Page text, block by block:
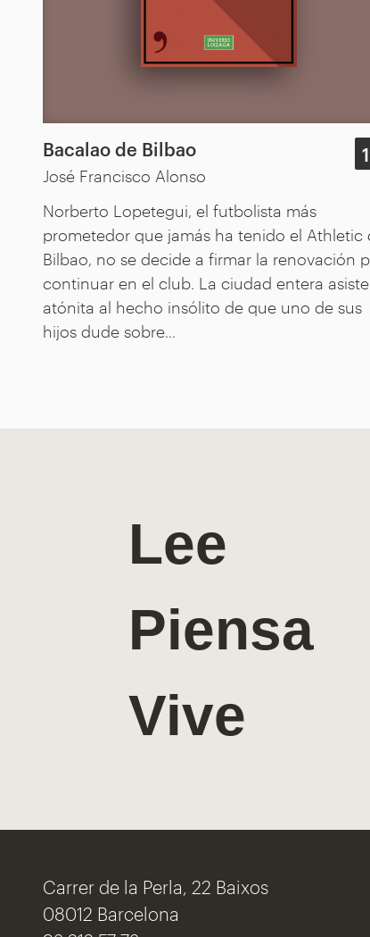
Bacalao de Bilbao
José Francisco Alonso
Norberto Lopetegui, el futbolista más
prometedor que jamás ha tenido el Athletic
Bilbao, no se decide a firmar la renovación
continuar en el club. La ciudad entera asiste
atónita al hecho insólito de que uno de sus
hijos dude sobre...
Lee
Piensa
Vive
Carrer de la Perla, 22 Baixos
08012 Barcelona